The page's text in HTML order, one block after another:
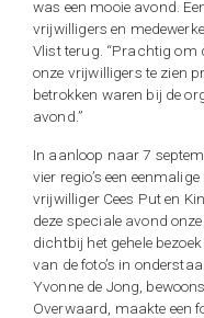
was een mooie avond.
vrijwilligers en
Vlist terug. “Prachtig om
onze vrijwilligers te zien
betrokken waren bij de
avond.”
In aanloop naar 7
vier regio’s een
vrijwilliger Cees Put en
deze speciale avond
dichtbij het gehele
van de foto’s in
Yvonne de Jong,
Overwaard, maakte een